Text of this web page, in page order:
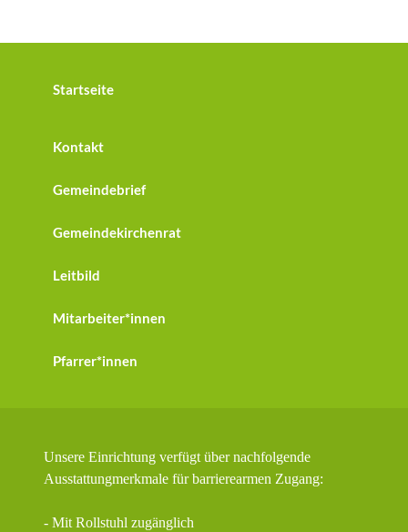
Startseite
Kontakt
Gemeindebrief
Gemeindekirchenrat
Leitbild
Mitarbeiter*innen
Pfarrer*innen
Unsere Einrichtung verfügt über nachfolgende
Ausstattungmerkmale für barrierearmen Zugang:
- Mit Rollstuhl zugänglich